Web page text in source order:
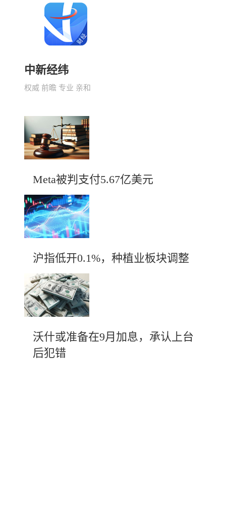
中新经纬
权威 前瞻 专业 亲和
Meta被判支付5.67亿美元
沪指低开0.1%，种植业板块调整
沃什或准备在9月加息，承认上台
后犯错